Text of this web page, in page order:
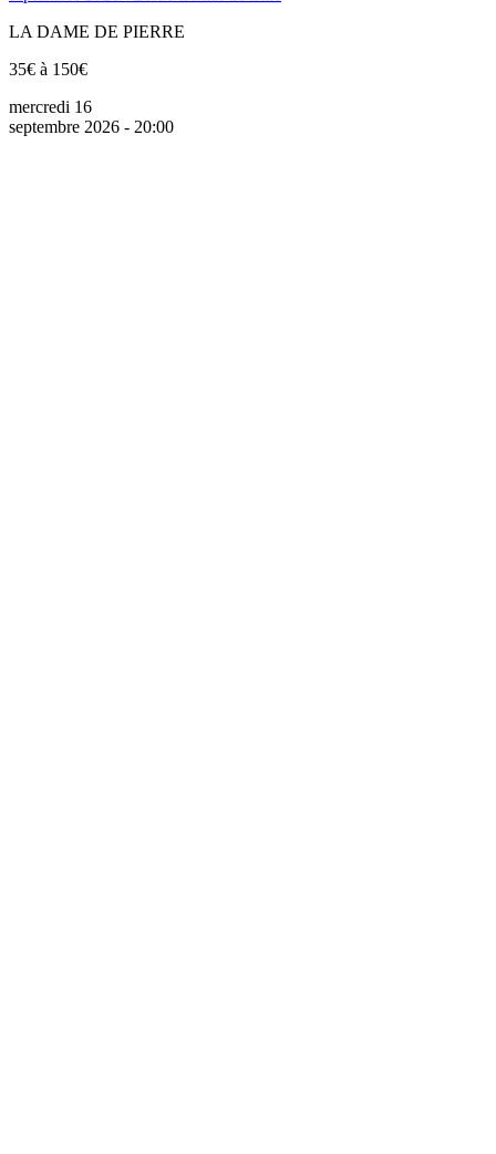
LA DAME DE PIERRE
35€ à 150€
mercredi 16
septembre 2026 - 20:00